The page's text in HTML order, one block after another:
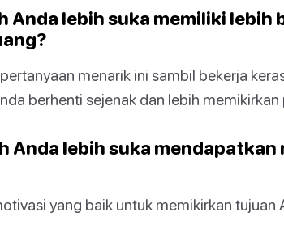
Anda lebih suka memiliki
menarik ini sambil bekerja
berhenti sejenak dan lebih
Anda lebih suka
yang baik untuk memikirkan tujuan